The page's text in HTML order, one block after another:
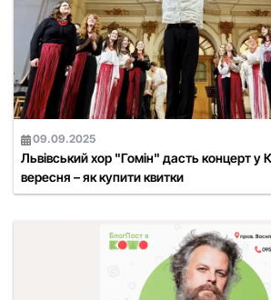
09.09.2025
Львівський хор "Гомін" дасть концерт у
вересня – як купити квитки